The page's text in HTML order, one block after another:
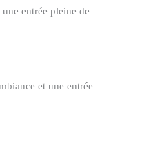
entrée pleine de
et une entrée